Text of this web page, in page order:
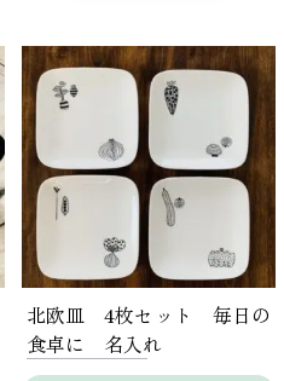
北欧皿 4枚セット 毎日の
食卓に 名入れ